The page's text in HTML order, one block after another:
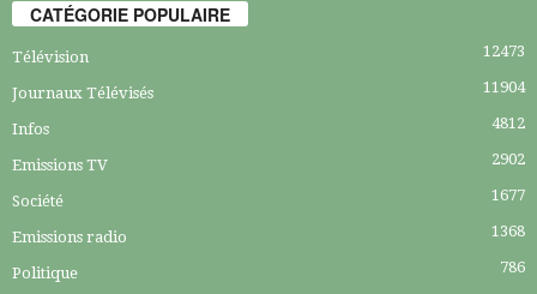
CATÉGORIE POPULAIRE
Télévision 12473
Journaux Télévisés 11904
Infos 4812
Emissions TV 2902
Société 1677
Emissions radio 1368
Politique 786